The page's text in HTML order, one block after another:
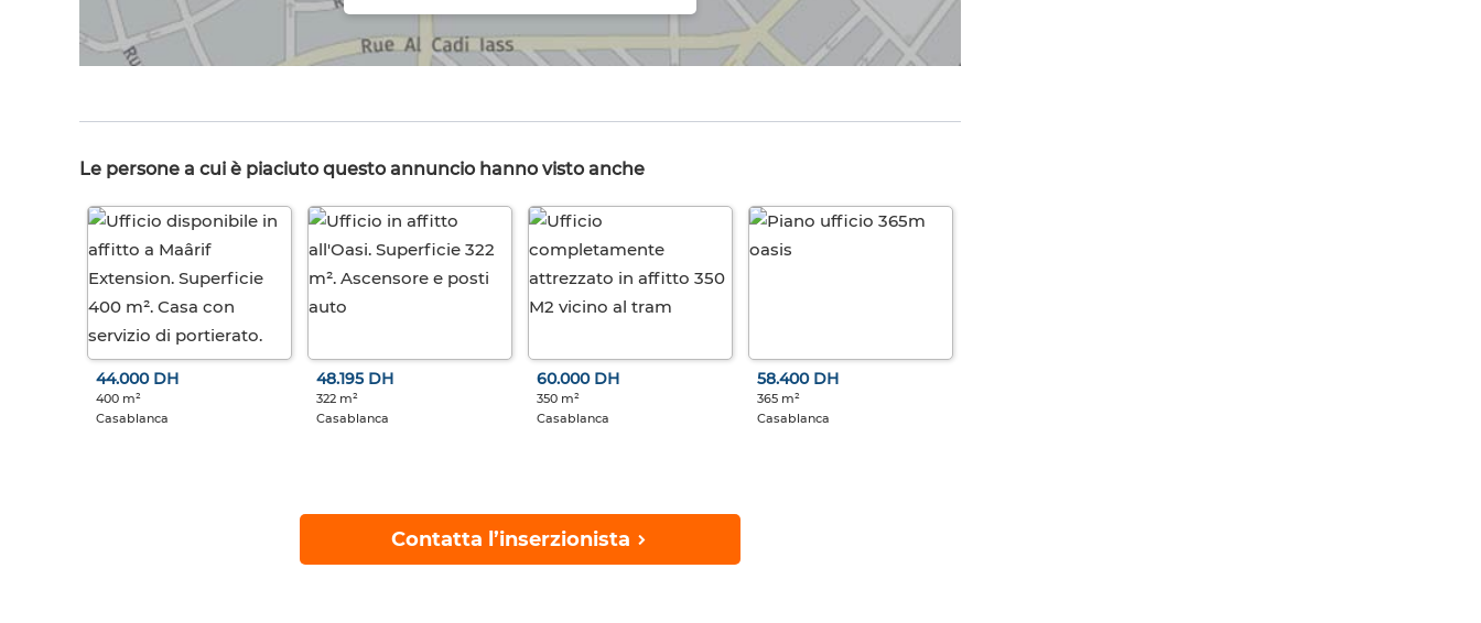
Le persone a cui è piaciuto questo annuncio hanno visto anche
44.000 DH
400 m²
Casablanca
48.195 DH
322 m²
Casablanca
60.000 DH
350 m²
Casablanca
58.400 DH
365 m²
Casablanca
Contatta l’inserzionista